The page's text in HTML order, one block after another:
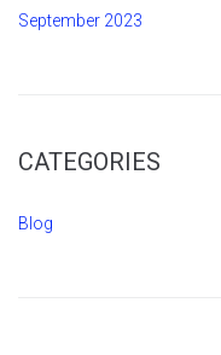
September 2023
CATEGORIES
Blog